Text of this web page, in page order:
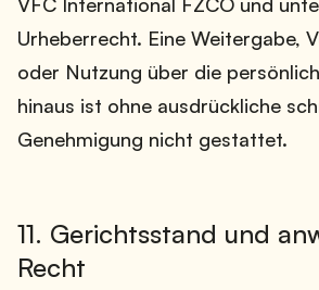
Urheberrecht. Eine Weitergabe,
oder Nutzung über die
hinaus ist ohne ausdrückliche
Genehmigung nicht gestattet.
11. Gerichtsstand und
Recht